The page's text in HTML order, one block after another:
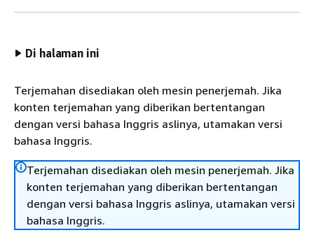
Di halaman ini
Terjemahan disediakan oleh mesin penerjemah. Jika
konten terjemahan yang diberikan bertentangan
dengan versi bahasa Inggris aslinya, utamakan versi
bahasa Inggris.
Terjemahan disediakan oleh mesin penerjemah. Jika
konten terjemahan yang diberikan bertentangan
dengan versi bahasa Inggris aslinya, utamakan versi
bahasa Inggris.